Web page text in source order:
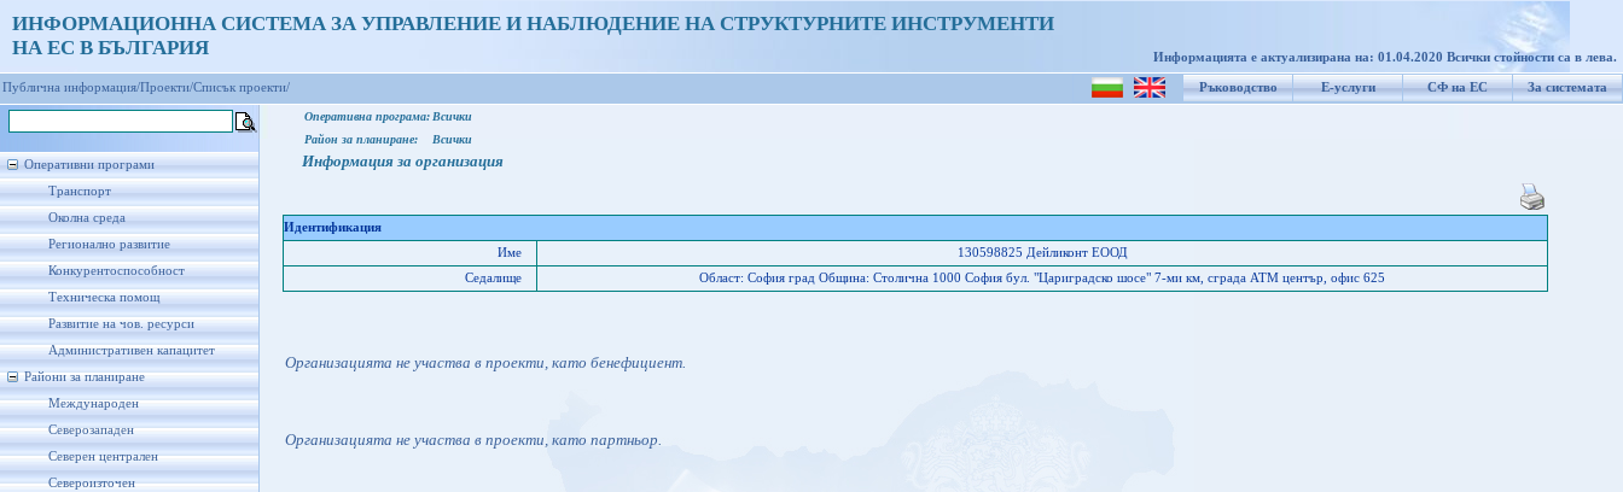
ИНФОРМАЦИОННА СИСТЕМА ЗА УПРАВЛЕНИЕ И НАБЛЮДЕНИЕ НА СТРУКТУРНИТЕ ИНСТРУМЕНТИ
НА ЕС В БЪЛГАРИЯ
Информацията е актуализирана на: 01.04.2020 Всички стойности са в лева.
Ръководство Е-услуги СФ на ЕС За системата
Публична информация/Проекти/Списък проекти/
Оперативни програми
Транспорт
Околна среда
Регионално развитие
Конкурентоспособност
Техническа помощ
Развитие на чов. ресурси
Административен капацитет
Райони за планиране
Международен
Северозападен
Северен централен
Североизточен
Оперативна програма: Всички
Район за планиране:
Всички
Информация за организация
Идентификация
Име
130598825 Дейликонт ЕООД
Седалище
Област: София град Oбщина: Столична 1000 София бул. "Цариградско шосе" 7-ми км, сграда АТМ център, офис 625
Организацията не участва в проекти, като бенефициент.
Организацията не участва в проекти, като партньор.